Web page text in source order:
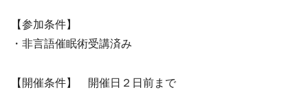
【参加条件】
・非言語催眠術受講済み
【開催条件】 開催日２日前まで